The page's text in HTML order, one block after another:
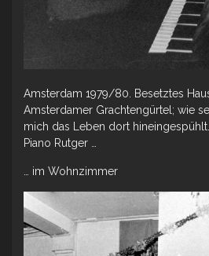
Amsterdam 1979/80. Besetztes
Amsterdamer Grachtengürtel; wie
mich das Leben dort
Piano Rutger …
… im Wohnzimmer